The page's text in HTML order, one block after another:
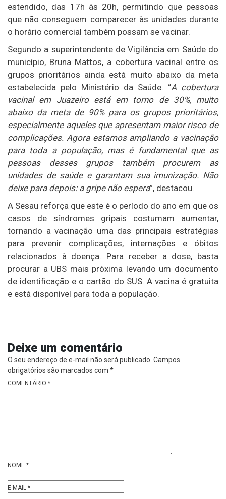
estendido, das 17h às 20h, permitindo que pessoas
que não conseguem comparecer às unidades durante
o horário comercial também possam se vacinar.
Segundo a superintendente de Vigilância em Saúde do
município, Bruna Mattos, a cobertura vacinal entre os
grupos prioritários ainda está muito abaixo da meta
estabelecida pelo Ministério da Saúde. “A cobertura
vacinal em Juazeiro está em torno de 30%, muito
abaixo da meta de 90% para os grupos prioritários,
especialmente aqueles que apresentam maior risco de
complicações. Agora estamos ampliando a vacinação
para toda a população, mas é fundamental que as
pessoas desses grupos também procurem as
unidades de saúde e garantam sua imunização. Não
deixe para depois: a gripe não espera”, destacou.
A Sesau reforça que este é o período do ano em que os
casos de síndromes gripais costumam aumentar,
tornando a vacinação uma das principais estratégias
para prevenir complicações, internações e óbitos
relacionados à doença. Para receber a dose, basta
procurar a UBS mais próxima levando um documento
de identificação e o cartão do SUS. A vacina é gratuita
e está disponível para toda a população.
Deixe um comentário
O seu endereço de e-mail não será publicado. Campos
obrigatórios são marcados com *
COMENTÁRIO *
NOME *
E-MAIL *